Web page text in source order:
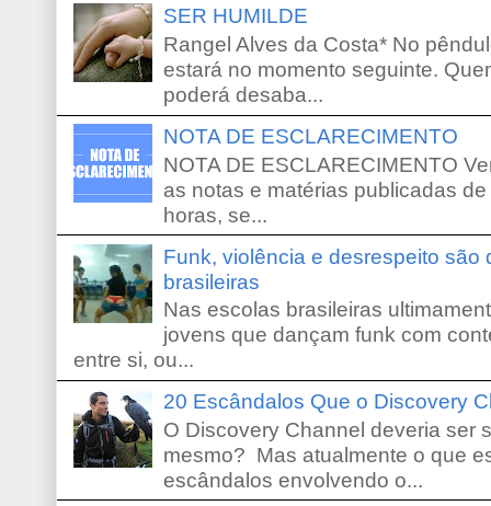
SER HUMILDE
Rangel Alves da Costa* No
estará no momento seguinte.
poderá desaba...
NOTA DE ESCLARECIMENTO
NOTA DE ESCLARECIMENTO
as notas e matérias publicadas
horas, se...
Funk, violência e desrespeito são
brasileiras
Nas escolas brasileiras
jovens que dançam funk com
entre si, ou...
20 Escândalos Que o Discovery
O Discovery Channel deveria ser
mesmo? Mas atualmente o que
escândalos envolvendo o...